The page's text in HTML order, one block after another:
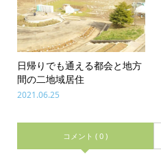
日帰りでも通える都会と地方
間の二地域居住
2021.06.25
コメント ( 0 )